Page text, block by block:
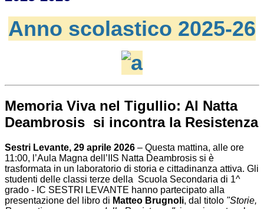
Anno scolastico 2025-26
Memoria Viva nel Tigullio: Al Natta
Deambrosis si incontra la Resistenza
Sestri Levante, 29 aprile 2026 – Questa mattina, alle ore
11:00, l’Aula Magna dell’IIS Natta Deambrosis si è
trasformata in un laboratorio di storia e cittadinanza attiva. Gli
studenti delle classi terze della Scuola Secondaria di 1^
grado - IC SESTRI LEVANTE hanno partecipato alla
presentazione del libro di Matteo Brugnoli, dal titolo "Storie,